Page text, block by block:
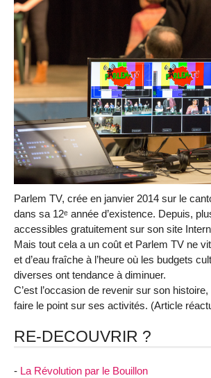
Parlem TV, crée en janvier 2014 sur le
dans sa 12ᵉ année d’existence. Depuis,
accessibles gratuitement sur son site
Mais tout cela a un coût et Parlem TV ne
et d’eau fraîche à l’heure où les budgets
diverses ont tendance à diminuer.
C’est l’occasion de revenir sur son
faire le point sur ses activités. (Article
RE-DECOUVRIR ?
- La Révolution par le Bouillon